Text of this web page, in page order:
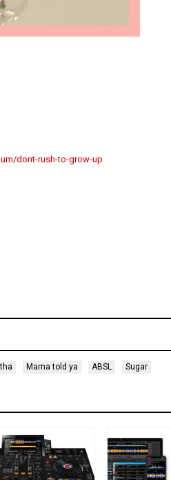
dont-rush-to-grow-up
Mama told ya ABSL Sugar